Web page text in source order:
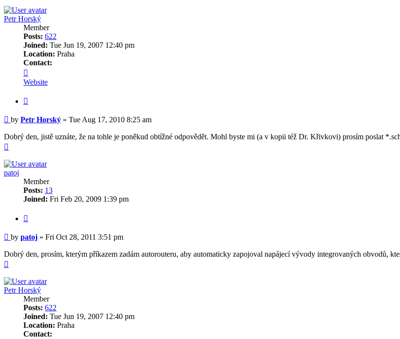
Petr Horský
Member
Posts: 622
Joined: Tue Jun 19, 2007 12:40 pm
Location: Praha
Contact:
Petr
Horský
Website
Post
by Petr Horský » Tue Aug 17, 2010 8:25 am
Dobrý den, jistě uznáte, že na tohle je poněkud obtížné odpovědět. Mohl byste mi (a v kopii též Dr. Křivkovi) prosím poslat
patoj
Member
Posts: 13
Joined: Fri Feb 20, 2009 1:39 pm
Post
by patoj » Fri Oct 28, 2011 3:51 pm
Dobrý den, prosím, kterým příkazem zadám autorouteru, aby automaticky zapojoval napájecí vývody integrovaných obvodů,
Petr Horský
Member
Posts: 622
Joined: Tue Jun 19, 2007 12:40 pm
Location: Praha
Contact: